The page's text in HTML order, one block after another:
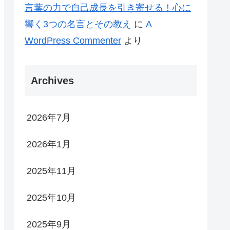
言葉の力で自己成長を引き寄せる！心に
響く3つの名言とその教え に A
WordPress Commenter より
Archives
2026年7月
2026年1月
2025年11月
2025年10月
2025年9月